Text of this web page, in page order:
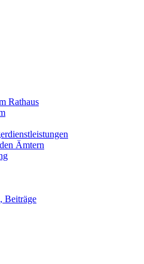
Rathaus
Ämtern
Beiträge